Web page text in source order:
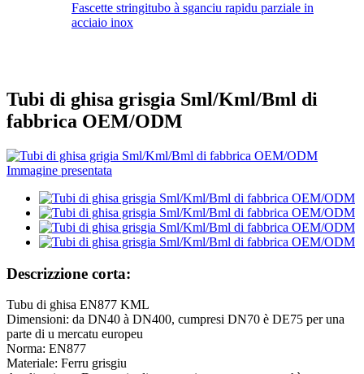
Fascette stringitubo à sganciu rapidu parziale in
acciaio inox
Tubi di ghisa grisgia Sml/Kml/Bml di
fabbrica OEM/ODM
Descrizzione corta:
Tubu di ghisa EN877 KML
Dimensioni: da DN40 à DN400, cumpresi DN70 è DE75 per una
parte di u mercatu europeu
Norma: EN877
Materiale: Ferru grisgiu